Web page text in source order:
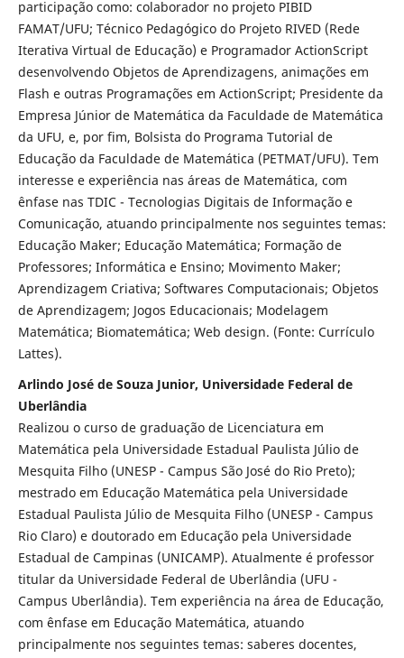
participação como: colaborador no projeto PIBID
FAMAT/UFU; Técnico Pedagógico do Projeto RIVED (Rede
Iterativa Virtual de Educação) e Programador ActionScript
desenvolvendo Objetos de Aprendizagens, animações em
Flash e outras Programações em ActionScript; Presidente da
Empresa Júnior de Matemática da Faculdade de Matemática
da UFU, e, por fim, Bolsista do Programa Tutorial de
Educação da Faculdade de Matemática (PETMAT/UFU). Tem
interesse e experiência nas áreas de Matemática, com
ênfase nas TDIC - Tecnologias Digitais de Informação e
Comunicação, atuando principalmente nos seguintes temas:
Educação Maker; Educação Matemática; Formação de
Professores; Informática e Ensino; Movimento Maker;
Aprendizagem Criativa; Softwares Computacionais; Objetos
de Aprendizagem; Jogos Educacionais; Modelagem
Matemática; Biomatemática; Web design. (Fonte: Currículo
Lattes).
Arlindo José de Souza Junior, Universidade Federal de
Uberlândia
Realizou o curso de graduação de Licenciatura em
Matemática pela Universidade Estadual Paulista Júlio de
Mesquita Filho (UNESP - Campus São José do Rio Preto);
mestrado em Educação Matemática pela Universidade
Estadual Paulista Júlio de Mesquita Filho (UNESP - Campus
Rio Claro) e doutorado em Educação pela Universidade
Estadual de Campinas (UNICAMP). Atualmente é professor
titular da Universidade Federal de Uberlândia (UFU -
Campus Uberlândia). Tem experiência na área de Educação,
com ênfase em Educação Matemática, atuando
principalmente nos seguintes temas: saberes docentes,